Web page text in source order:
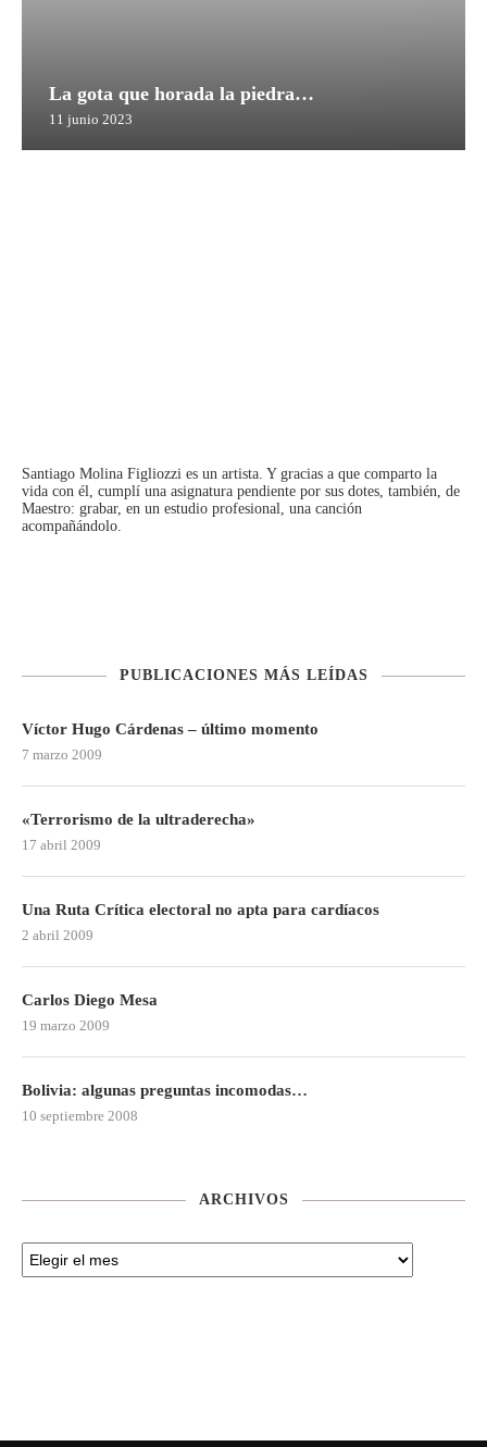
La gota que horada la piedra…
11 junio 2023
Santiago Molina Figliozzi es un artista. Y gracias a que comparto la
vida con él, cumplí una asignatura pendiente por sus dotes, también, de
Maestro: grabar, en un estudio profesional, una canción
acompañándolo.
PUBLICACIONES MÁS LEÍDAS
Víctor Hugo Cárdenas – último momento
7 marzo 2009
«Terrorismo de la ultraderecha»
17 abril 2009
Una Ruta Crítica electoral no apta para cardíacos
2 abril 2009
Carlos Diego Mesa
19 marzo 2009
Bolivia: algunas preguntas incomodas…
10 septiembre 2008
ARCHIVOS